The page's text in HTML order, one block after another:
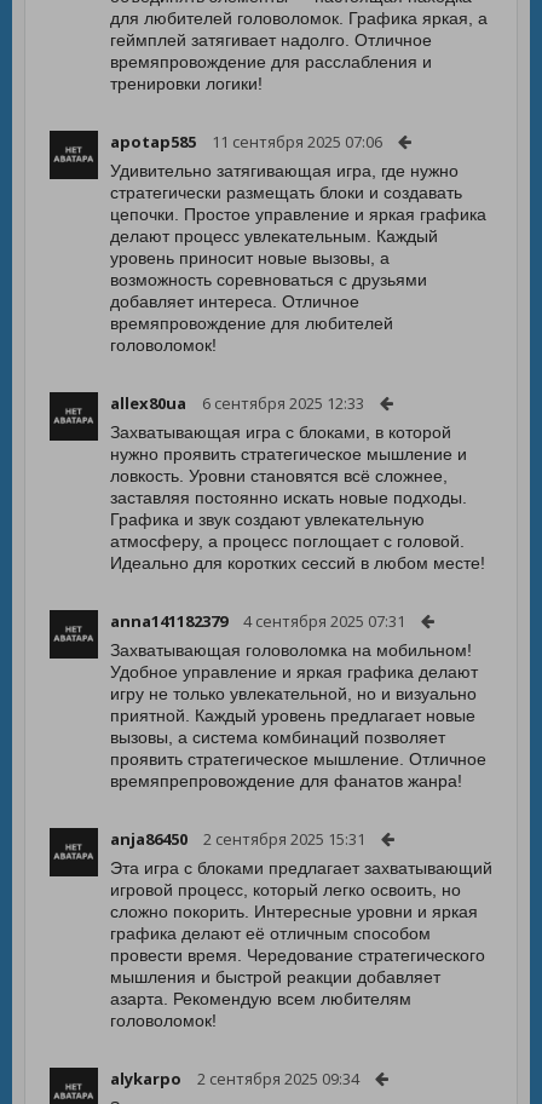
для любителей головоломок. Графика яркая, а
геймплей затягивает надолго. Отличное
времяпровождение для расслабления и
тренировки логики!
apotap585 11 сентября 2025 07:06
Удивительно затягивающая игра, где нужно
стратегически размещать блоки и создавать
цепочки. Простое управление и яркая графика
делают процесс увлекательным. Каждый
уровень приносит новые вызовы, а
возможность соревноваться с друзьями
добавляет интереса. Отличное
времяпровождение для любителей
головоломок!
allex80ua 6 сентября 2025 12:33
Захватывающая игра с блоками, в которой
нужно проявить стратегическое мышление и
ловкость. Уровни становятся всё сложнее,
заставляя постоянно искать новые подходы.
Графика и звук создают увлекательную
атмосферу, а процесс поглощает с головой.
Идеально для коротких сессий в любом месте!
anna141182379 4 сентября 2025 07:31
Захватывающая головоломка на мобильном!
Удобное управление и яркая графика делают
игру не только увлекательной, но и визуально
приятной. Каждый уровень предлагает новые
вызовы, а система комбинаций позволяет
проявить стратегическое мышление. Отличное
времяпрепровождение для фанатов жанра!
anja86450 2 сентября 2025 15:31
Эта игра с блоками предлагает захватывающий
игровой процесс, который легко освоить, но
сложно покорить. Интересные уровни и яркая
графика делают её отличным способом
провести время. Чередование стратегического
мышления и быстрой реакции добавляет
азарта. Рекомендую всем любителям
головоломок!
alykarpo 2 сентября 2025 09:34